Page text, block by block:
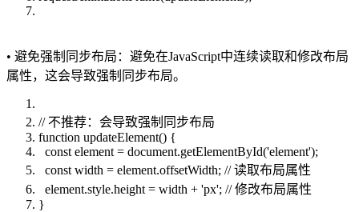
• 避免强制同步布局：避免在JavaScript中连续读取和修改布局
属性，这会导致强制同步布局。
// 不推荐：会导致强制同步布局
function updateElement() {
const element = document.getElementById('element');
const width = element.offsetWidth; // 读取布局属性
element.style.height = width + 'px'; // 修改布局属性
}